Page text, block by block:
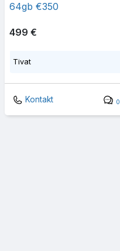
64gb €350
499 €
Tivat
Kontakt 0